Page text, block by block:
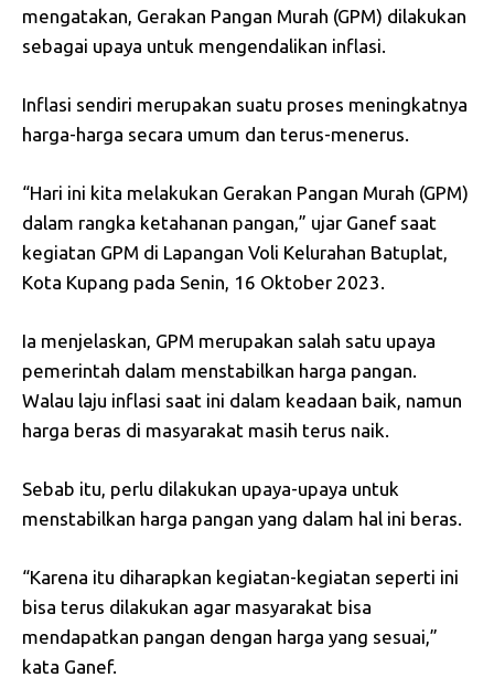
mengatakan, Gerakan Pangan Murah (GPM) dilakukan
sebagai upaya untuk mengendalikan inflasi.
Inflasi sendiri merupakan suatu proses meningkatnya
harga-harga secara umum dan terus-menerus.
“Hari ini kita melakukan Gerakan Pangan Murah (GPM)
dalam rangka ketahanan pangan,” ujar Ganef saat
kegiatan GPM di Lapangan Voli Kelurahan Batuplat,
Kota Kupang pada Senin, 16 Oktober 2023.
Ia menjelaskan, GPM merupakan salah satu upaya
pemerintah dalam menstabilkan harga pangan.
Walau laju inflasi saat ini dalam keadaan baik, namun
harga beras di masyarakat masih terus naik.
Sebab itu, perlu dilakukan upaya-upaya untuk
menstabilkan harga pangan yang dalam hal ini beras.
“Karena itu diharapkan kegiatan-kegiatan seperti ini
bisa terus dilakukan agar masyarakat bisa
mendapatkan pangan dengan harga yang sesuai,”
kata Ganef.